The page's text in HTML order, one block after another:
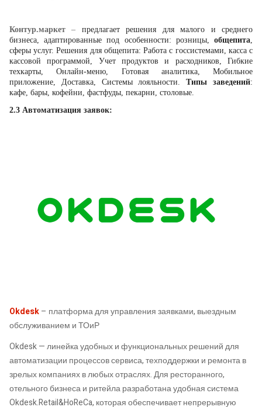
Контур.маркет – предлагает решения для малого и среднего
бизнеса, адаптированные под особенности: розницы, общепита
сферы услуг. Решения для общепита: Работа с госсистемами, касса с
кассовой программой, Учет продуктов и расходников, Гибкие
техкарты, Онлайн-меню, Готовая аналитика, Мобильное
приложение, Доставка, Системы лояльности.Типы заведений:
кафе, бары, кофейни, фастфуды, пекарни, столовые.
2.3 Автоматизация заявок:
Okdesk– платформа для управления заявками, выездным
обслуживанием и ТОиР
Okdesk — линейка удобных и функциональных решений для
автоматизации процессов сервиса, техподдержки и ремонта в
зрелых компаниях в любых отраслях. Для ресторанного,
отельного бизнеса и ритейла разработана удобная система
Okdesk.Retail&HoReCa, которая обеспечивает непрерывную